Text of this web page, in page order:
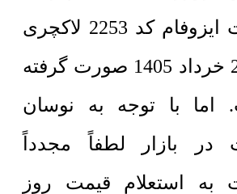
لمینت ایزوفام کد 2253 لاکچری
در 26 خرداد 1405 صورت گرفته
اما با توجه به نوسان
در بازار لطفاً مجدداً
به استعلام قیمت روز